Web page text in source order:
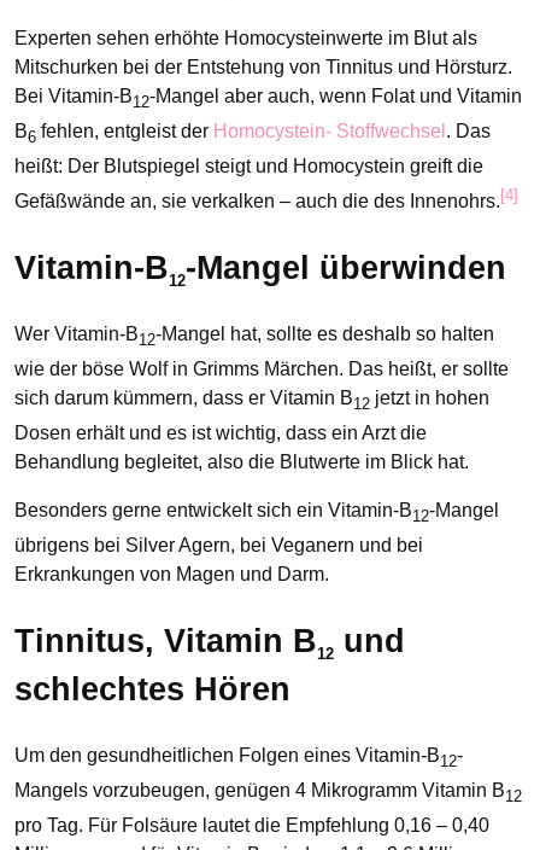
Experten sehen erhöhte Homocysteinwerte im Blut als
Mitschurken bei der Entstehung von Tinnitus und Hörsturz.
Bei Vitamin-B12-Mangel aber auch, wenn Folat und Vitamin
B6 fehlen, entgleist der Homocystein- Stoffwechsel . Das
heißt: Der Blutspiegel steigt und Homocystein greift die
Gefäßwände an, sie verkalken – auch die des Innenohrs. [4]
Vitamin-B12-Mangel überwinden
Wer Vitamin-B12-Mangel hat, sollte es deshalb so halten
wie der böse Wolf in Grimms Märchen. Das heißt, er sollte
sich darum kümmern, dass er Vitamin B12 jetzt in hohen
Dosen erhält und es ist wichtig, dass ein Arzt die
Behandlung begleitet, also die Blutwerte im Blick hat.
Besonders gerne entwickelt sich ein Vitamin-B12-Mangel
übrigens bei Silver Agern, bei Veganern und bei
Erkrankungen von Magen und Darm.
Tinnitus, Vitamin B12 und
schlechtes Hören
Um den gesundheitlichen Folgen eines Vitamin-B12-
Mangels vorzubeugen, genügen 4 Mikrogramm Vitamin B12
pro Tag. Für Folsäure lautet die Empfehlung 0,16 – 0,40